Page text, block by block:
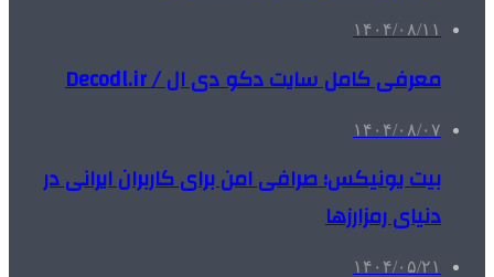
۱۴۰۴/۰۸/۱۱
معرفی کامل سایت دکو دی ال / Decodl.ir
۱۴۰۴/۰۸/۰۷
بیت یونیکس؛ صرافی امن برای کاربران ایرانی در
دنیای رمزارزها
۱۴۰۴/۰۵/۲۱